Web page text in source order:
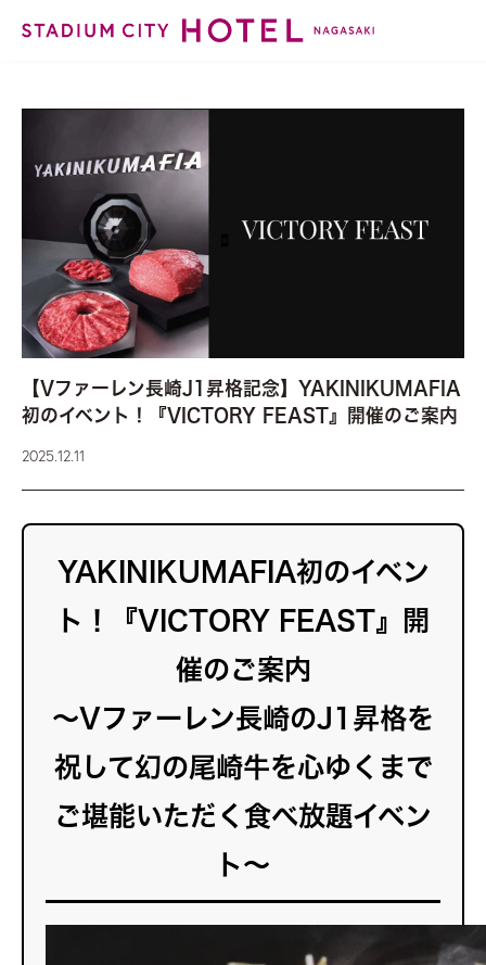
【Vファーレン長崎J1昇格記念】YAKINIKUMAFIA
初のイベント！『VICTORY FEAST』開催のご案内
2025.12.11
YAKINIKUMAFIA初のイベン
ト！『VICTORY FEAST』開
催のご案内
～Vファーレン長崎のJ1昇格を
祝して幻の尾崎牛を心ゆくまで
ご堪能いただく 食べ放題イベン
ト～